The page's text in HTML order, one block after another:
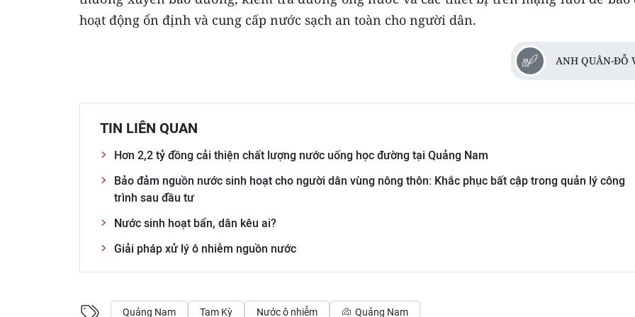
hoạt động ổn định và cung cấp nước sạch an toàn cho người dân.
ANH QUÂN-ĐỖ
TIN LIÊN QUAN
Hơn 2,2 tỷ đồng cải thiện chất lượng nước uống học đường tại Quảng Nam
Bảo đảm nguồn nước sinh hoạt cho người dân vùng nông thôn: Khắc phục bất cập trong quản lý công
trình sau đầu tư
Nước sinh hoạt bẩn, dân kêu ai?
Giải pháp xử lý ô nhiễm nguồn nước
Quảng Nam Tam Kỳ Nước ô nhiễm Quảng Nam